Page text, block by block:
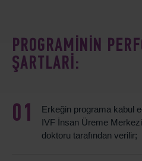
PROGRAMININ
ŞARTLARI:
Erkeğin programa kabul
IVF İnsan Üreme
doktoru tarafından verilir;